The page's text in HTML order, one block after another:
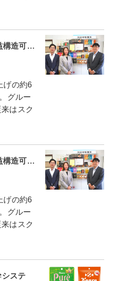
構造可…
の約6
グルー
はスク
構造可…
の約6
グルー
はスク
ステ